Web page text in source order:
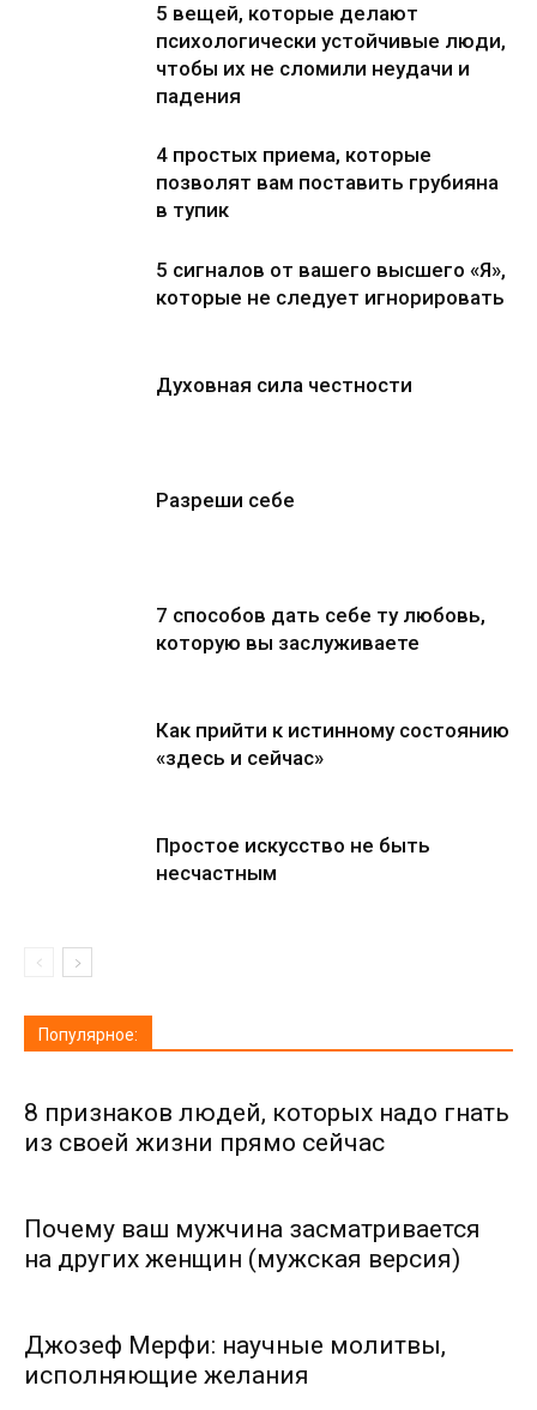
5 вещей, которые делают
психологически устойчивые люди,
чтобы их не сломили неудачи и
падения
4 простых приема, которые
позволят вам поставить грубияна
в тупик
5 сигналов от вашего высшего «Я»,
которые не следует игнорировать
Духовная сила честности
Разреши себе
7 способов дать себе ту любовь,
которую вы заслуживаете
Как прийти к истинному состоянию
«здесь и сейчас»
Простое искусство не быть
несчастным
Популярное:
8 признаков людей, которых надо гнать
из своей жизни прямо сейчас
Почему ваш мужчина засматривается
на других женщин (мужская версия)
Джозеф Мерфи: научные молитвы,
исполняющие желания